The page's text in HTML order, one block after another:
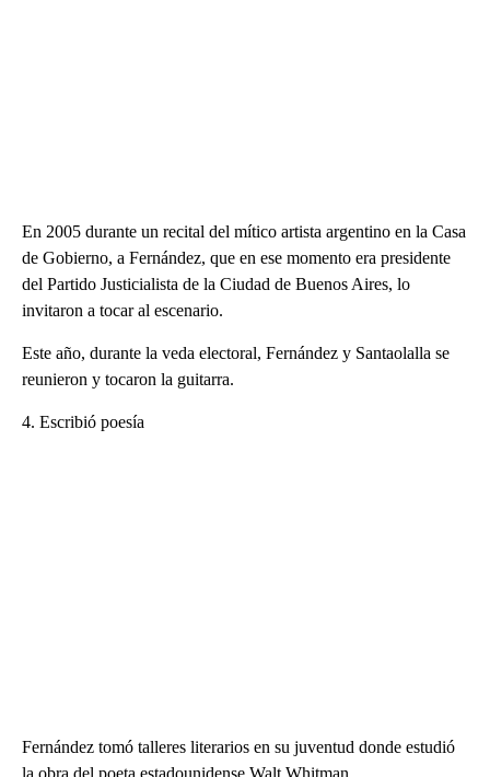
En 2005 durante un recital del mítico artista argentino en la Casa
de Gobierno, a Fernández, que en ese momento era presidente
del Partido Justicialista de la Ciudad de Buenos Aires, lo
invitaron a tocar al escenario.
Este año, durante la veda electoral, Fernández y Santaolalla se
reunieron y tocaron la guitarra.
4. Escribió poesía
Fernández tomó talleres literarios en su juventud donde estudió